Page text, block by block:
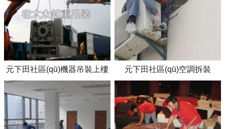
元下田社區(qū)機器吊裝上樓 元下田社區(qū)空調拆裝